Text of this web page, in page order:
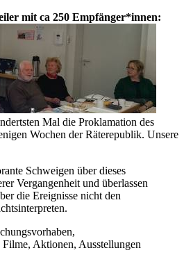
mit ca 250 Empfänger*innen:
Mal die Proklamation des
Wochen der Räterepublik. Unsere
Schweigen über dieses
Vergangenheit und überlassen
die Ereignisse nicht den
Filme, Aktionen, Ausstellungen